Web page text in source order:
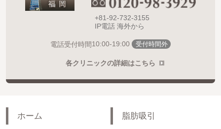
+81-92-732-3155
IP電話 海外から
電話受付時間10:00-19:00 受付時間外
各クリニックの詳細はこちら
ホーム 脂肪吸引